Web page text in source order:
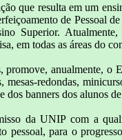
que resulta em um
de Pessoal
Superior.
em todas as áreas do
promove, anualmente,
redondas,
dos banners dos alunos
da UNIP com a
pessoal, para o